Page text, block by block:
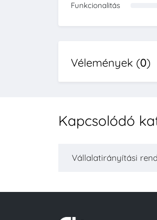
Funkcionalitás
Vélemények (0)
Kapcsolódó
Vállalatirányítási